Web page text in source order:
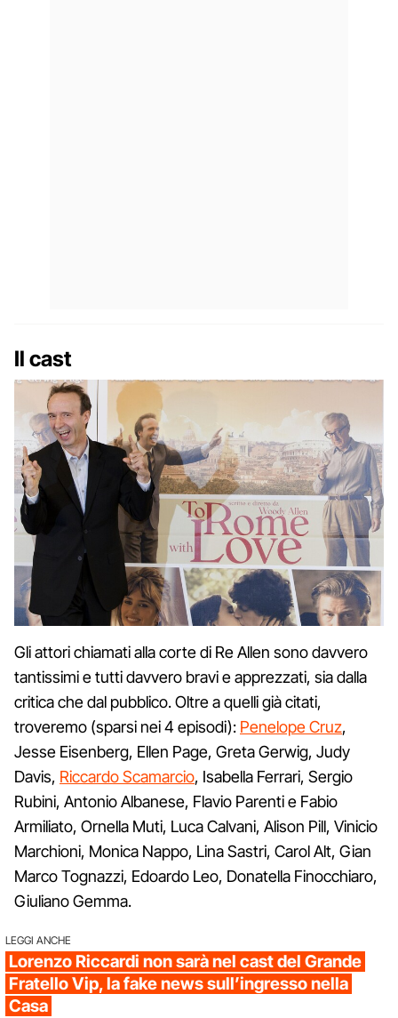
Il cast
Gli attori chiamati alla corte di Re Allen sono davvero
tantissimi e tutti davvero bravi e apprezzati, sia dalla
critica che dal pubblico. Oltre a quelli già citati,
troveremo (sparsi nei 4 episodi): Penelope Cruz,
Jesse Eisenberg, Ellen Page, Greta Gerwig, Judy
Davis, Riccardo Scamarcio, Isabella Ferrari, Sergio
Rubini, Antonio Albanese, Flavio Parenti e Fabio
Armiliato, Ornella Muti, Luca Calvani, Alison Pill, Vinicio
Marchioni, Monica Nappo, Lina Sastri, Carol Alt, Gian
Marco Tognazzi, Edoardo Leo, Donatella Finocchiaro,
Giuliano Gemma.
LEGGI ANCHE
Lorenzo Riccardi non sarà nel cast del Grande
Fratello Vip, la fake news sull’ingresso nella
Casa